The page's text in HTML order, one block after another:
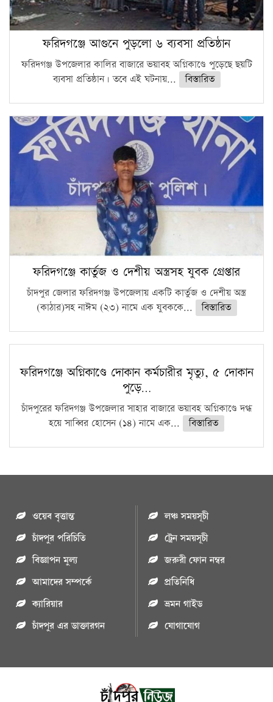
ফরিদগঞ্জে আগুনে পুড়লো ৬ ব্যবসা প্রতিষ্ঠান
ফরিদগঞ্জ উপজেলার কালির বাজারে ভয়াবহ অগ্নিকাণ্ডে পুড়েছে ছয়টি
ব্যবসা প্রতিষ্ঠান। তবে এই ঘটনায়...
বিস্তারিত
ফরিদগঞ্জে কার্তুজ ও দেশীয় অস্ত্রসহ যুবক গ্রেপ্তার
চাঁদপুর জেলার ফরিদগঞ্জ উপজেলায় একটি কার্তুজ ও দেশীয় অস্ত্র
(কাঠার)সহ নাঈম (২৩) নামে এক যুবককে...
বিস্তারিত
ফরিদগঞ্জে অগ্নিকাণ্ডে দোকান কর্মচারীর মৃত্যু, ৫ দোকান
পুড়ে…
চাঁদপুরের ফরিদগঞ্জ উপজেলার সাহার বাজারে ভয়াবহ অগ্নিকাণ্ডে দগ্ধ
হয়ে সাব্বির হোসেন (১৪) নামে এক...
বিস্তারিত
ওয়েব বৃত্তান্ত
চাঁদপুর পরিচিতি
বিজ্ঞাপন মুল্য
আমাদের সম্পর্কে
ক্যারিয়ার
চাঁদপুর এর ডাক্তারগন
লঞ্চ সময়সূচী
ট্রেন সময়সূচী
জরুরী ফোন নম্বর
প্রতিনিধি
ভ্রমন গাইড
যোগাযোগ